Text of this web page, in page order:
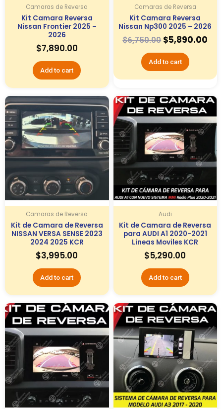
Camaras de Reversa
Kit Camara Reversa
Nissan Frontier 2025 –
2026
$7,890.00
Add to cart
Camaras de Reversa
Kit Camara Reversa
Nissan Np300 2025 – 2026
$6,750.00 $5,890.00
Add to cart
Camaras de Reversa
Kit de Camara de Reversa
NISSAN VERSA SENSE 2023
2024 2025 KCR
$3,995.00
Add to cart
Audi
Kit de Camara de Reversa
para AUDI A1 2020-2021
Lineas Moviles KCR
$5,290.00
Add to cart